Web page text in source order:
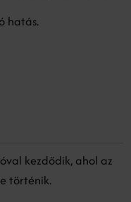
hatás.
kezdődik, ahol az
történik.